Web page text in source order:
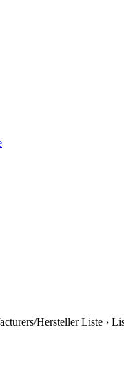
Hersteller Liste ›